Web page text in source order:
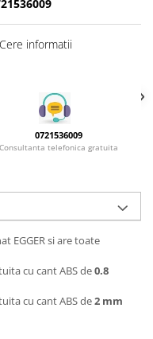
informatii
0721536009
Consultanta telefonica gratuita
EGGER si are toate
cu cant ABS de0.8
cu cant ABS de2 mm